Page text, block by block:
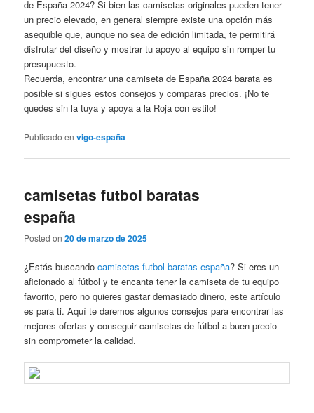
de España 2024? Si bien las camisetas originales pueden tener
un precio elevado, en general siempre existe una opción más
asequible que, aunque no sea de edición limitada, te permitirá
disfrutar del diseño y mostrar tu apoyo al equipo sin romper tu
presupuesto.
Recuerda, encontrar una camiseta de España 2024 barata es
posible si sigues estos consejos y comparas precios. ¡No te
quedes sin la tuya y apoya a la Roja con estilo!
Publicado en vigo-españa
camisetas futbol baratas
españa
Posted on20 de marzo de 2025
¿Estás buscandocamisetas futbol baratas españa? Si eres un
aficionado al fútbol y te encanta tener la camiseta de tu equipo
favorito, pero no quieres gastar demasiado dinero, este artículo
es para ti. Aquí te daremos algunos consejos para encontrar las
mejores ofertas y conseguir camisetas de fútbol a buen precio
sin comprometer la calidad.